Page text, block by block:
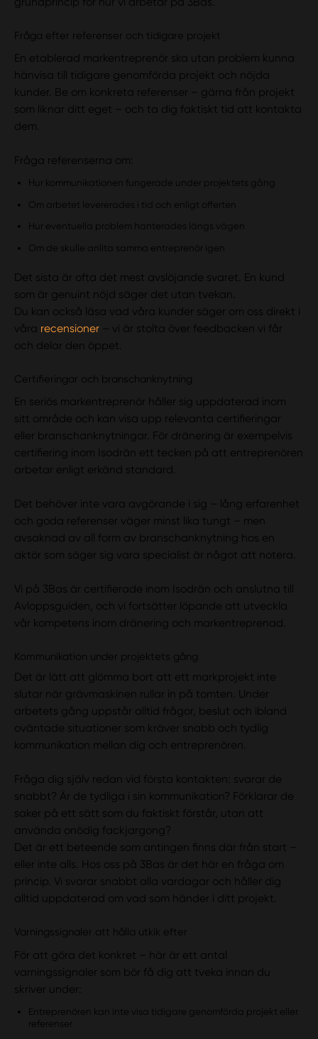
Fråga efter referenser och tidigare projekt
En etablerad markentreprenör ska utan problem kunna
hänvisa till tidigare genomförda projekt och nöjda
kunder. Be om konkreta referenser – gärna från projekt
som liknar ditt eget – och ta dig faktiskt tid att kontakta
dem.
Fråga referenserna om:
Hur kommunikationen fungerade under projektets gång
Om arbetet levererades i tid och enligt offerten
Hur eventuella problem hanterades längs vägen
Om de skulle anlita samma entreprenör igen
Det sista är ofta det mest avslöjande svaret. En kund
som är genuint nöjd säger det utan tvekan.
Du kan också läsa vad våra kunder säger om oss direkt i
våra recensioner – vi är stolta över feedbacken vi får
och delar den öppet.
Certifieringar och branschanknytning
En seriös markentreprenör håller sig uppdaterad inom
sitt område och kan visa upp relevanta certifieringar
eller branschanknytningar. För dränering är exempelvis
certifiering inom Isodrän ett tecken på att entreprenören
arbetar enligt erkänd standard.
Det behöver inte vara avgörande i sig – lång erfarenhet
och goda referenser väger minst lika tungt – men
avsaknad av all form av branschanknytning hos en
aktör som säger sig vara specialist är något att notera.
Vi på 3Bas är certifierade inom Isodrän och anslutna till
Avloppsguiden, och vi fortsätter löpande att utveckla
vår kompetens inom dränering och markentreprenad.
Kommunikation under projektets gång
Det är lätt att glömma bort att ett markprojekt inte
slutar när grävmaskinen rullar in på tomten. Under
arbetets gång uppstår alltid frågor, beslut och ibland
oväntade situationer som kräver snabb och tydlig
kommunikation mellan dig och entreprenören.
Fråga dig själv redan vid första kontakten: svarar de
snabbt? Är de tydliga i sin kommunikation? Förklarar de
saker på ett sätt som du faktiskt förstår, utan att
använda onödig fackjargong?
Det är ett beteende som antingen finns där från start –
eller inte alls. Hos oss på 3Bas är det här en fråga om
princip. Vi svarar snabbt alla vardagar och håller dig
alltid uppdaterad om vad som händer i ditt projekt.
Varningssignaler att hålla utkik efter
För att göra det konkret – här är ett antal
varningssignaler som bör få dig att tveka innan du
skriver under:
Entreprenören kan inte visa tidigare genomförda projekt eller
referenser